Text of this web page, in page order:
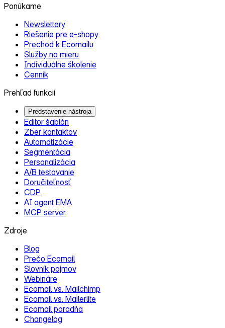
Ponúkame
Newslettery
Riešenie pre e‑shopy
Prechod k Ecomailu
Služby na mieru
Individuálne školenie
Cenník
Prehľad funkcií
Predstavenie nástroja
Editor šablón
Zber kontaktov
Automatizácie
Segmentácia
Personalizácia
A/B testovanie
Doručiteľnosť
CDP
AI agent EMA
MCP server
Zdroje
Blog
Prečo Ecomail
Slovník pojmov
Webináre
Ecomail vs. Mailchimp
Ecomail vs. Mailerlite
Ecomail poradňa
Changelog